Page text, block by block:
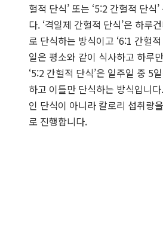
헐적 단식’ 또는 ‘5:2 간헐적 단식
다. ‘격일제 간헐적 단식’은 하루
로 단식하는 방식이고 ‘6:1 간헐
일은 평소와 같이 식사하고 하루
‘5:2 간헐적 단식’은 일주일 중 5
하고 이틀만 단식하는 방식입니
인 단식이 아니라 칼로리 섭취량
로 진행합니다.